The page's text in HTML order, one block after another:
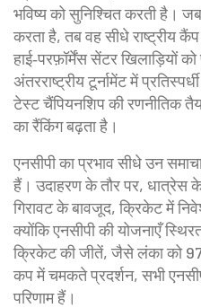
भविष्य को सुनिश्चित करती है।
करता है, तब वह सीधे राष्ट्रीय
हाई‑परफ़ॉर्मेंस सेंटर खिलाड़ियों
अंतरराष्ट्रीय टूर्नामेंट में
टेस्ट चैंपियनशिप की रणनीतिक
का रैंकिंग बढ़ता है।
एनसीपी का प्रभाव सीधे उन
हैं। उदाहरण के तौर पर, धात्रेस के
गिरावट के बावजूद, क्रिकेट में
क्योंकि एनसीपी की योजनाएँ
क्रिकेट की जीतें, जैसे लंका को 97
कप में चमकते प्रदर्शन, सभी
परिणाम हैं।